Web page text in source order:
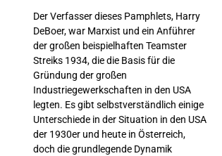
Der Verfasser dieses Pamphlets, Harry
DeBoer, war Marxist und ein Anführer
der großen beispielhaften Teamster
Streiks 1934, die die Basis für die
Gründung der großen
Industriegewerkschaften in den USA
legten. Es gibt selbstverständlich einige
Unterschiede in der Situation in den USA
der 1930er und heute in Österreich,
doch die grundlegende Dynamik